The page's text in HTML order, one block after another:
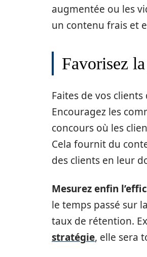
augmentée ou les
un contenu frais et
Favorisez
Faites de vos
Encouragez les
concours où les
Cela fournit du
des clients en leur
Mesurez enfin
le temps passé sur
taux de rétention.
stratégie, elle sera